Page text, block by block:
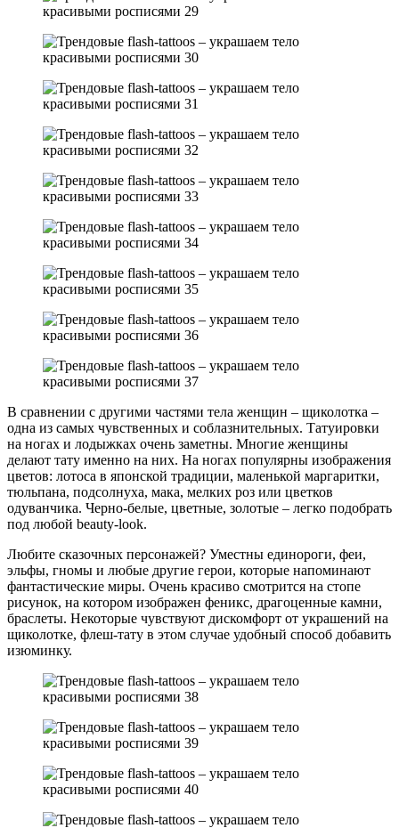
В сравнении с другими частями тела женщин – щиколотка –
одна из самых чувственных и соблазнительных. Татуировки
на ногах и лодыжках очень заметны. Многие женщины
делают тату именно на них. На ногах популярны изображения
цветов: лотоса в японской традиции, маленькой маргаритки,
тюльпана, подсолнуха, мака, мелких роз или цветков
одуванчика. Черно-белые, цветные, золотые – легко подобрать
под любой beauty-look.
Любите сказочных персонажей? Уместны единороги, феи,
эльфы, гномы и любые другие герои, которые напоминают
фантастические миры. Очень красиво смотрится на стопе
рисунок, на котором изображен феникс, драгоценные камни,
браслеты. Некоторые чувствуют дискомфорт от украшений на
щиколотке, флеш-тату в этом случае удобный способ добавить
изюминку.